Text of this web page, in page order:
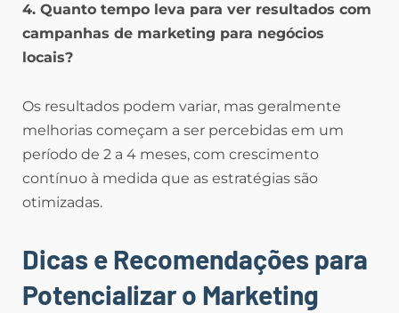
4. Quanto tempo leva para ver resultados com
campanhas de marketing para negócios
locais?
Os resultados podem variar, mas geralmente
melhorias começam a ser percebidas em um
período de 2 a 4 meses, com crescimento
contínuo à medida que as estratégias são
otimizadas.
Dicas e Recomendações para
Potencializar o Marketing